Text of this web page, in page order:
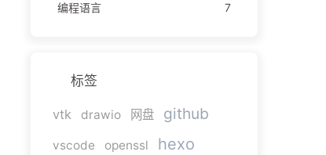
编程语言
7
标签
vtk drawio 网盘 github
vscode openssl hexo